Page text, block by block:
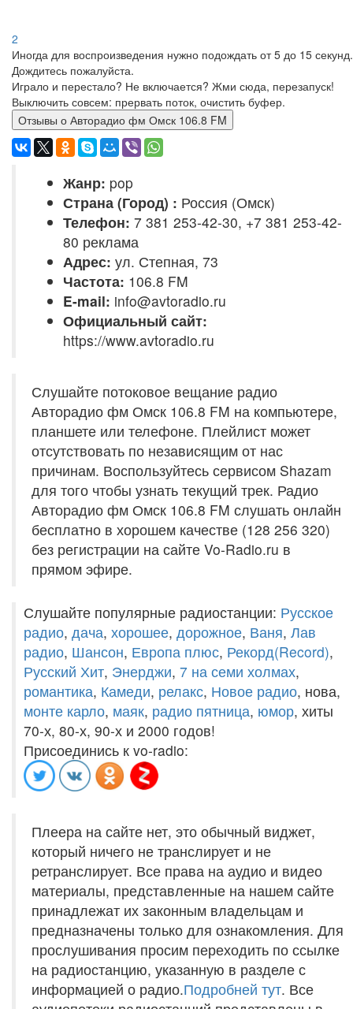
2
Иногда для воспроизведения нужно подождать от 5 до 15 секунд.
Дождитесь пожалуйста.
Играло и перестало? Не включается? Жми сюда, перезапуск!
Выключить совсем: прервать поток, очистить буфер.
Отзывы о Авторадио фм Омск 106.8 FM
Жанр: pop
Страна (Город) : Россия (Омск)
Телефон: 7 381 253-42-30, +7 381 253-42-
80 реклама
Адрес: ул. Степная, 73
Частота: 106.8 FM
E-mail: info@avtoradio.ru
Официальный сайт:
https://www.avtoradio.ru
Слушайте потоковое вещание радио
Авторадио фм Омск 106.8 FM на компьютере,
планшете или телефоне. Плейлист может
отсутствовать по независящим от нас
причинам. Воспользуйтесь сервисом Shazam
для того чтобы узнать текущий трек. Радио
Авторадио фм Омск 106.8 FM слушать онлайн
бесплатно в хорошем качестве (128 256 320)
без регистрации на сайте Vo-Radio.ru в
прямом эфире.
Слушайте популярные радиостанции: Русское
радио, дача, хорошее, дорожное, Ваня, Лав
радио, Шансон, Европа плюс, Рекорд(Record),
Русский Хит, Энерджи, 7 на семи холмах,
романтика, Камеди, релакс, Новое радио, нова,
монте карло, маяк, радио пятница, юмор, хиты
70-х, 80-х, 90-х и 2000 годов!
Присоединись к vo-radio:
Плеера на сайте нет, это обычный виджет,
который ничего не транслирует и не
ретранслирует. Все права на аудио и видео
материалы, представленные на нашем сайте
принадлежат их законным владельцам и
предназначены только для ознакомления. Для
прослушивания просим переходить по ссылке
на радиостанцию, указанную в разделе с
информацией о радио.Подробней тут. Все